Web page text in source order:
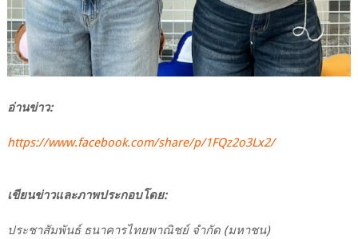
อ่านข่าว:
https://www.facebook.com/share/p/1FQz2o3Lx2/
เขียนข่าวและภาพประกอบโดย:
ประชาสัมพันธ์ ธนาคารไทยพาณิชย์ จำกัด (มหาชน)